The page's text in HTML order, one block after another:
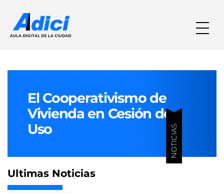
El Cooperativismo de
Vivienda en Cesión de
Uso
NOTICIAS
Ultimas Noticias